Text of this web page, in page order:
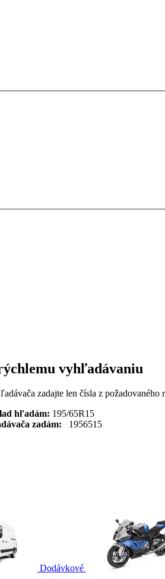
vyhľadávaniu
zadajte len čísla z
hľadám: 195/65R15
zadám: 1956515
Dodávkové